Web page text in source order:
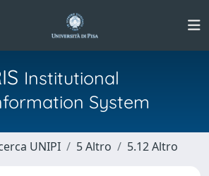
Institutional
System
UNIPI 5 Altro 5.12 Altro